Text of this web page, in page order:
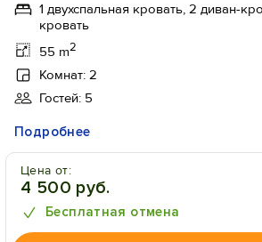
1 двухспальная кровать, 2 диван-
кровать
55 m2
Комнат: 2
Гостей: 5
Подробнее
Цена от:
4 500 руб.
Бесплатная отмена